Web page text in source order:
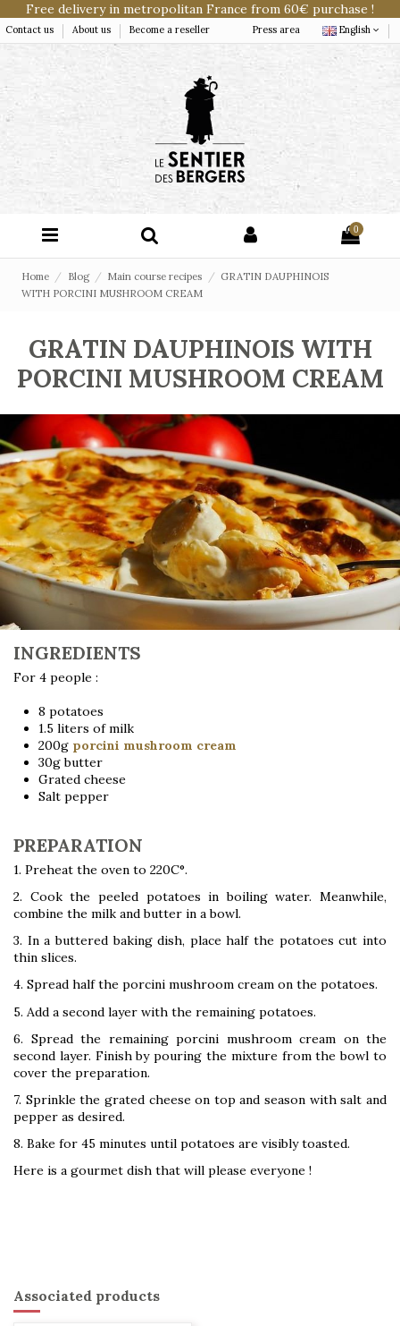
Free delivery in metropolitan France from 60€ purchase !
Contact us About us Become a reseller Press area English
0
Home Blog Main course recipes
GRATIN DAUPHINOIS
WITH PORCINI MUSHROOM CREAM
GRATIN DAUPHINOIS WITH
PORCINI MUSHROOM CREAM
INGREDIENTS
For 4 people :
8 potatoes
1.5 liters of milk
200g porcini mushroom cream
30g butter
Grated cheese
Salt pepper
PREPARATION
1. Preheat the oven to 220C°.
2. Cook the peeled potatoes in boiling water. Meanwhile,
combine the milk and butter in a bowl.
3. In a buttered baking dish, place half the potatoes cut into
thin slices.
4. Spread half the porcini mushroom cream on the potatoes.
5. Add a second layer with the remaining potatoes.
6. Spread the remaining porcini mushroom cream on the
second layer. Finish by pouring the mixture from the bowl to
cover the preparation.
7. Sprinkle the grated cheese on top and season with salt and
pepper as desired.
8. Bake for 45 minutes until potatoes are visibly toasted.
Here is a gourmet dish that will please everyone !
Associated products